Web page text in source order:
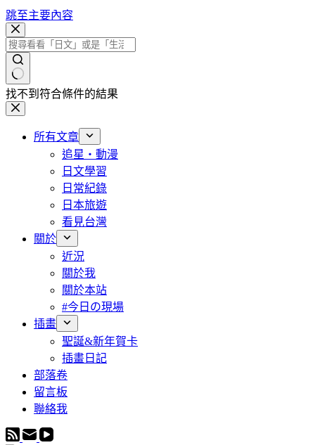
跳至主要內容
找不到符合條件的結果
所有文章
追星・動漫
日文學習
日常紀錄
日本旅遊
看見台灣
關於
近況
關於我
關於本站
#今日の現場
插畫
聖誕&新年賀卡
插畫日記
部落卷
留言板
聯絡我